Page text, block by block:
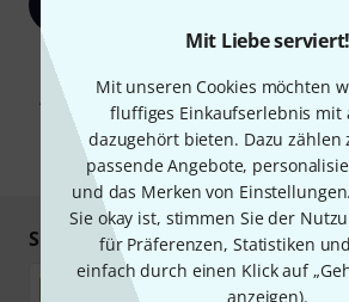
Mit Liebe serviert!
Mit unseren Cookies möchten
fluffiges Einkaufserlebnis mit
dazugehört bieten. Dazu zählen
passende Angebote,
und das Merken von
Sie okay ist, stimmen Sie der
für Präferenzen, Statistiken
einfach durch einen Klick auf
anzeigen).
Mit Klick auf „Jetzt anmelden“ stimmen Sie
Werbung und einer Messung des E-Mail-
Abmeldung ist jederzeit möglich. Weitere
unseren
* Pflichtfeld
Sicher einkaufen & bezahlen